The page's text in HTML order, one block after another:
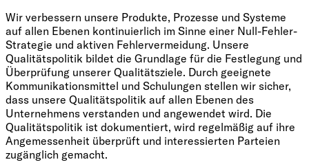
Wir verbessern unsere Produkte, Prozesse und Systeme
auf allen Ebenen kontinuierlich im Sinne einer Null-Fehler-
Strategie und aktiven Fehlervermeidung. Unsere
Qualitätspolitik bildet die Grundlage für die Festlegung und
Überprüfung unserer Qualitätsziele. Durch geeignete
Kommunikationsmittel und Schulungen stellen wir sicher,
dass unsere Qualitätspolitik auf allen Ebenen des
Unternehmens verstanden und angewendet wird. Die
Qualitätspolitik ist dokumentiert, wird regelmäßig auf ihre
Angemessenheit überprüft und interessierten Parteien
zugänglich gemacht.